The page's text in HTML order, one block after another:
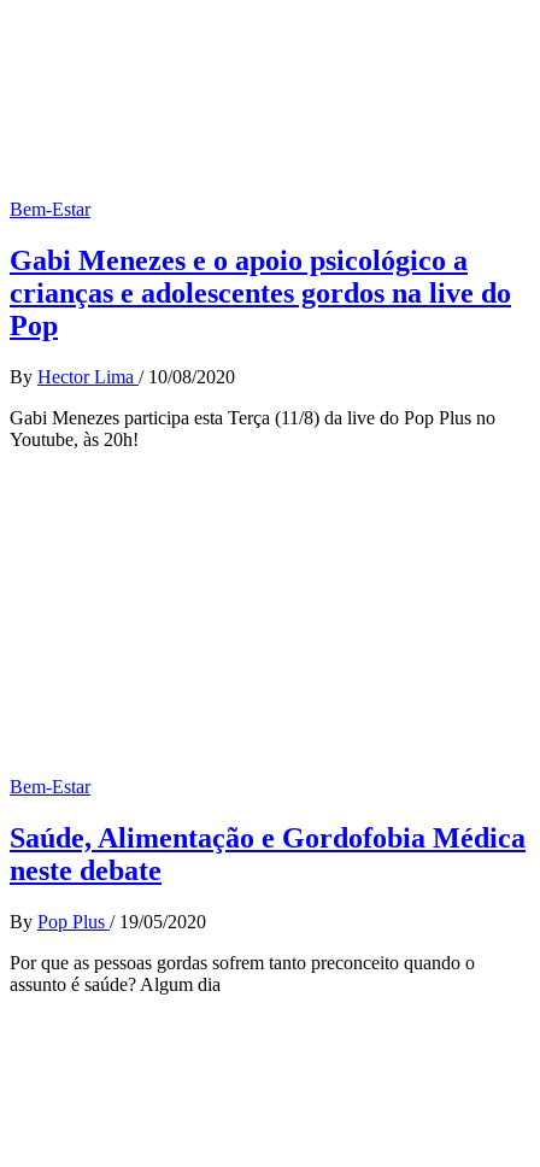
Bem-Estar
Gabi Menezes e o apoio psicológico a
crianças e adolescentes gordos na live do
Pop
By Hector Lima / 10/08/2020
Gabi Menezes participa esta Terça (11/8) da live do Pop Plus no
Youtube, às 20h!
Bem-Estar
Saúde, Alimentação e Gordofobia Médica
neste debate
By Pop Plus / 19/05/2020
Por que as pessoas gordas sofrem tanto preconceito quando o
assunto é saúde? Algum dia